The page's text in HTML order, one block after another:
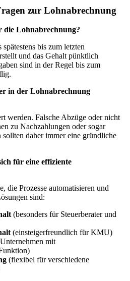
zur Lohnabrechnung
die Lohnabrechnung?
bis zum letzten
und das Gehalt pünktlich
sind in der Regel bis zum
in der Lohnabrechnung
werden. Falsche Abzüge oder nicht
zu Nachzahlungen oder sogar
daher immer eine gründliche
für eine effiziente
die Prozesse automatisieren und
sind:
(besonders für Steuerberater und
(einsteigerfreundlich für KMU)
mit
(flexibel für verschiedene